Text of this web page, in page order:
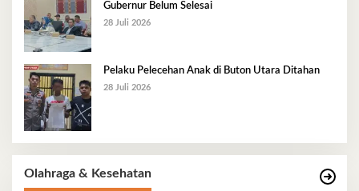
Gubernur Belum Selesai
28 Juli 2026
Pelaku Pelecehan Anak di Buton Utara Ditahan
28 Juli 2026
Olahraga & Kesehatan